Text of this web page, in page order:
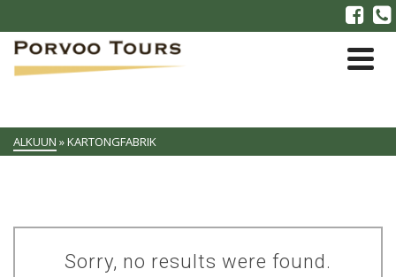
ALKUUN »KARTONGFABRIK
Sorry, no results were found.